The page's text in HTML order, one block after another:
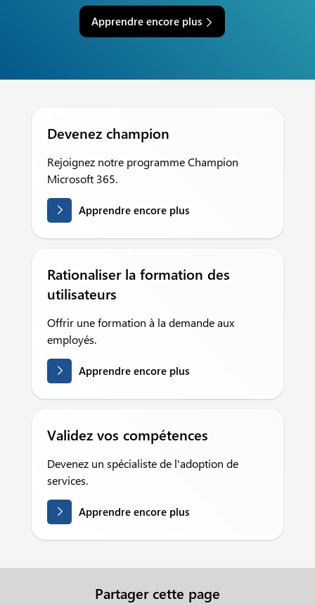
Apprendre encore plus
Devenez champion
Rejoignez notre programme Champion
Microsoft 365.
Apprendre encore plus
Rationaliser la formation des
utilisateurs
Offrir une formation à la demande aux
employés.
Apprendre encore plus
Validez vos compétences
Devenez un spécialiste de l'adoption de
services.
Apprendre encore plus
Partager cette page